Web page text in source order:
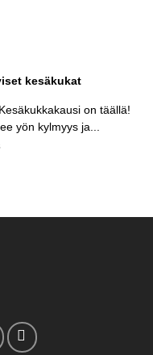
kesäkukat
on täällä!
yön kylmyys ja...